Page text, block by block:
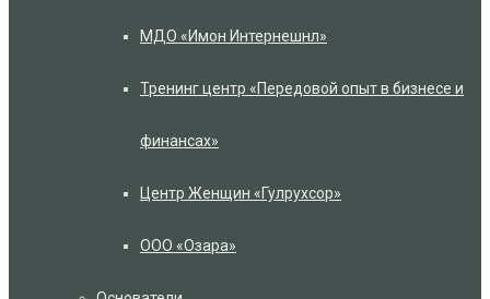
МДО «Имон Интернешнл»
Тренинг центр «Передовой опыт в бизнесе и
финансах»
Центр Женщин «Гулрухсор»
ООО «Озара»